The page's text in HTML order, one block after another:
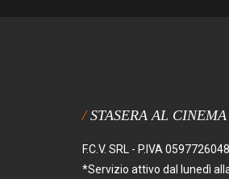
STASERA AL CINEMA
F.C.V. SRL - P.IVA
*Servizio attivo dal lunedì